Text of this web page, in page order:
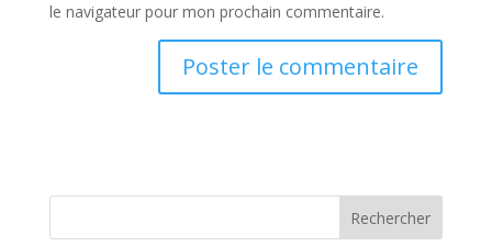
le navigateur pour mon prochain commentaire.